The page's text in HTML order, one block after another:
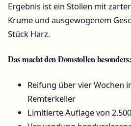
Ergebnis ist ein Stollen mit
Krume und ausgewogenem
Stück Harz.
Das macht den Domstollen besonders:
Reifung über vier Wochen
Remterkeller
Limitierte Auflage von